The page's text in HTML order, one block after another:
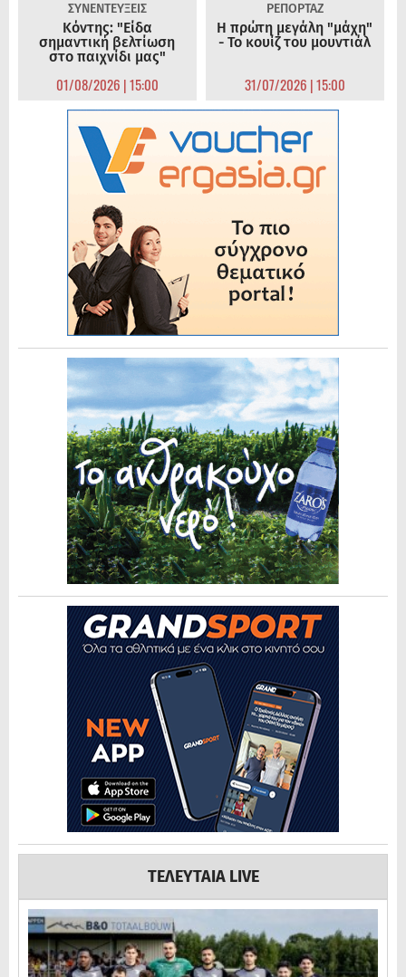
ΣΥΝΕΝΤΕΥΞΕΙΣ
Κόντης: "Είδα
σημαντική βελτίωση
στο παιχνίδι μας"
01/08/2026 | 15:00
ΡΕΠΟΡΤΑΖ
Η πρώτη μεγάλη "μάχη"
- Το κουίζ του μουντιάλ
31/07/2026 | 15:00
ΤΕΛΕΥΤΑΙΑ LIVE